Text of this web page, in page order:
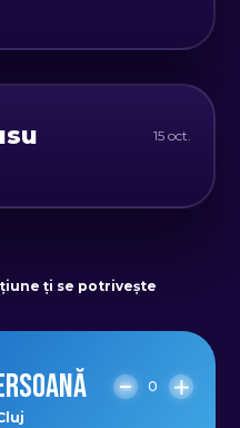
minim 2 -
15 oct.
ți se potrivește
0